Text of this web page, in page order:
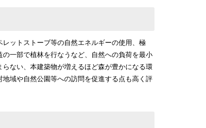
ットストーブ等の自然エネルギーの使用、極
⼀部で植林を⾏なうなど、自然への負荷を最⼩
ない、本建築物が増えるほど森が豊かになる環
域や自然公園等への訪問を促進する点も高く評